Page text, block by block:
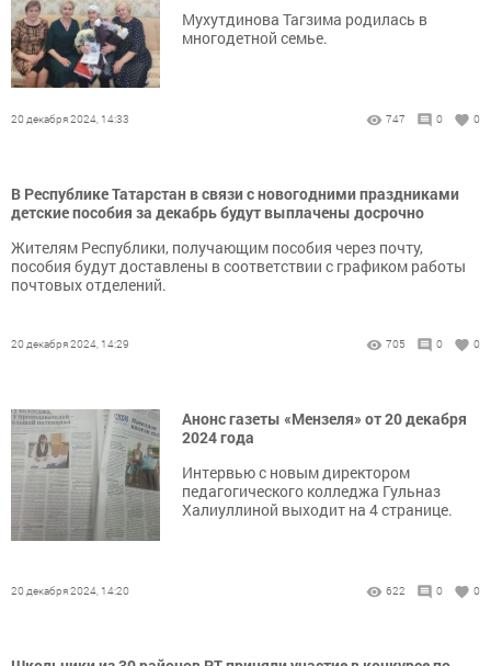
Мухутдинова Тагзима родилась в
многодетной семье.
20 декабря 2024, 14:33 747 0 0
В Республике Татарстан в связи с новогодними праздниками
детские пособия за декабрь будут выплачены досрочно
Жителям Республики, получающим пособия через почту,
пособия будут доставлены в соответствии с графиком работы
почтовых отделений.
20 декабря 2024, 14:29 705 0 0
Анонс газеты «Мензеля» от 20 декабря
2024 года
Интервью с новым директором
педагогического колледжа Гульназ
Халиуллиной выходит на 4 странице.
20 декабря 2024, 14:20 622 0 0